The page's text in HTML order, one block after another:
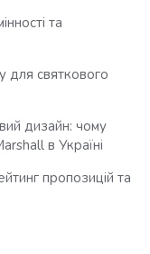
та
для святкового
дизайн: чому
в Україні
пропозицій та